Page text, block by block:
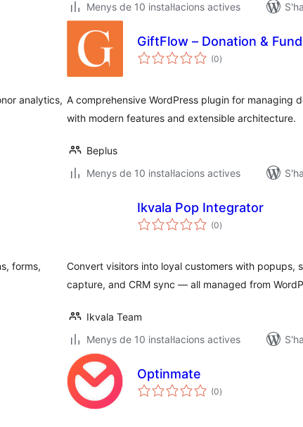
Menys de 10 instal·lacions actives
analytics,
GiftFlow – Donation &
(0puntuacions
totals
)
A comprehensive WordPress plugin for managing
with modern features and extensible architecture.
Beplus
Menys de 10 instal·lacions actives
forms,
Ikvala Pop Integrator
(0puntuacions
totals
)
Convert visitors into loyal customers with popups,
capture, and CRM sync — all managed from
Ikvala Team
Menys de 10 instal·lacions actives
Optinmate
(0puntuacions
totals
)